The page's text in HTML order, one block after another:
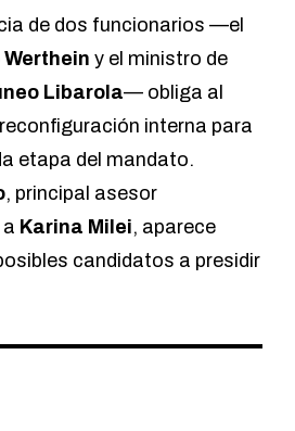
de dos funcionarios —el
y el ministro de
Libarola— obliga al
interna para
etapa del mandato.
, principal asesor
Karina Milei, aparece
candidatos a presidir